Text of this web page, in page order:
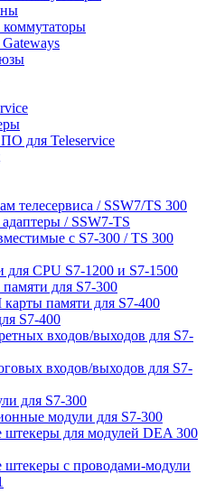
для Teleservice
телесервиса / SSW7/TS 300
/ SSW7-TS
с S7-300 / TS 300
для CPU S7-1200 и S7-1500
для S7-300
карты памяти для S7-400
S7-400
входов/выходов для S7-
входов/выходов для S7-
для S7-300
модули для S7-300
для модулей DEA 300
с проводами-модули